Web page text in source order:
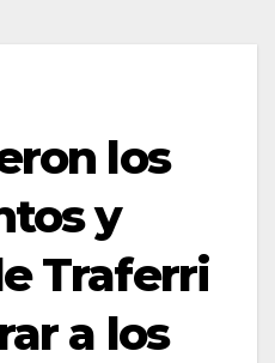
los
y
Traferri
a los